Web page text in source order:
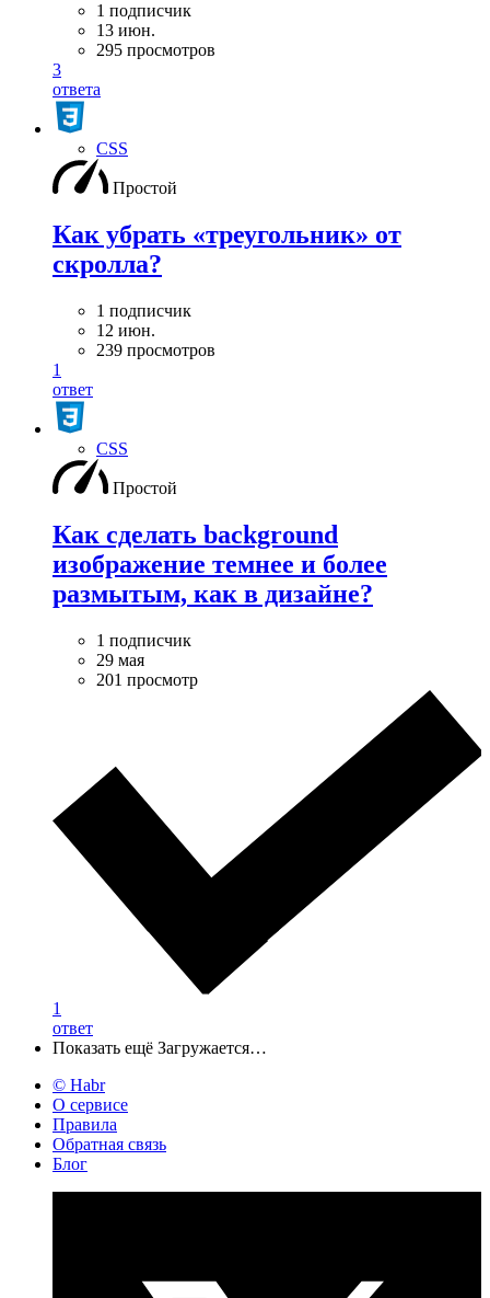
1 подписчик
13 июн.
295 просмотров
3
ответа
CSS
Простой
Как убрать «треугольник» от
скролла?
1 подписчик
12 июн.
239 просмотров
1
ответ
CSS
Простой
Как сделать background
изображение темнее и более
размытым, как в дизайне?
1 подписчик
29 мая
201 просмотр
1
ответ
Показать ещё Загружается…
© Habr
О сервисе
Правила
Обратная связь
Блог